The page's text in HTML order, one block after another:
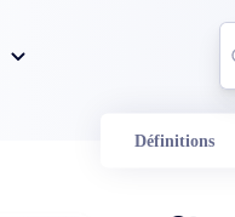
Définitions